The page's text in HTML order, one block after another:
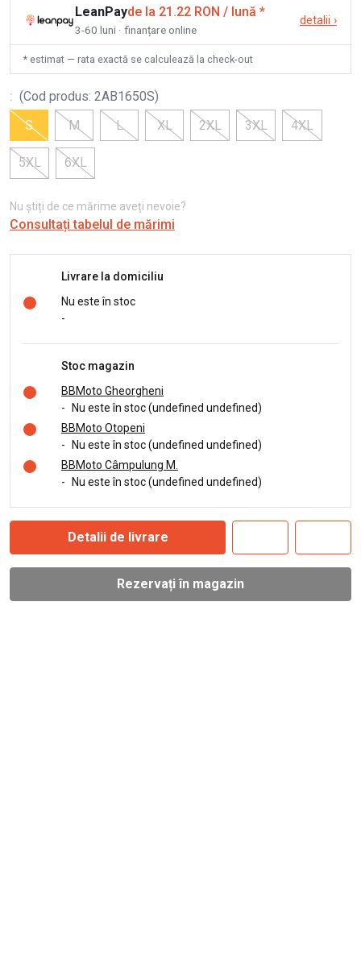
LeanPayde la 21.22 RON / lună *
3-60 luni · finanțare online
detalii ›
* estimat — rata exactă se calculează la check-out
: (Cod produs: 2AB1650S)
S
M L XL 2XL 3XL 4XL
5XL 6XL
Nu știți de ce mărime aveți nevoie?
Consultați tabelul de mărimi
Livrare la domiciliu
Nu este în stoc
-
Stoc magazin
BBMoto Gheorgheni
-
Nu este în stoc (undefined undefined)
BBMoto Otopeni
-
Nu este în stoc (undefined undefined)
BBMoto Câmpulung M.
-
Nu este în stoc (undefined undefined)
Detalii de livrare
Rezervați în magazin